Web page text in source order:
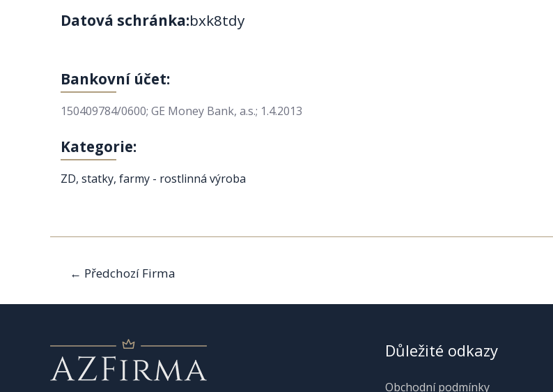
Datová schránka:bxk8tdy
Bankovní účet:
150409784/0600; GE Money Bank, a.s.; 1.4.2013
Kategorie:
ZD, statky, farmy - rostlinná výroba
Navigace
pro
příspěvek
← Předchozí Firma
Důležité odkazy
Obchodní podmínky